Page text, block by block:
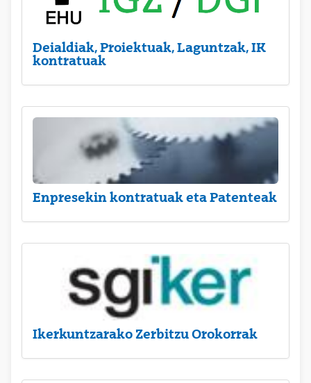
Deialdiak, Proiektuak, Laguntzak, IK
kontratuak
Enpresekin kontratuak eta Patenteak
Ikerkuntzarako Zerbitzu Orokorrak